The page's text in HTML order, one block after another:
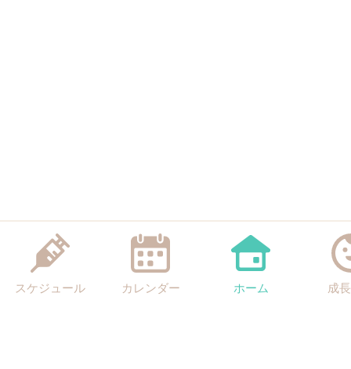
スケジュール カレンダー ホーム 成